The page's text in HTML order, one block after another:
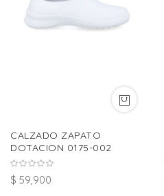
CALZADO ZAPATO
DOTACION 0175-002
$ 59,900